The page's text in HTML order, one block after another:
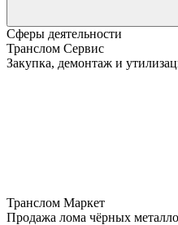
Сферы деятельности
Транслом Сервис
Закупка, демонтаж и
Транслом Маркет
Продажа лома чёрных